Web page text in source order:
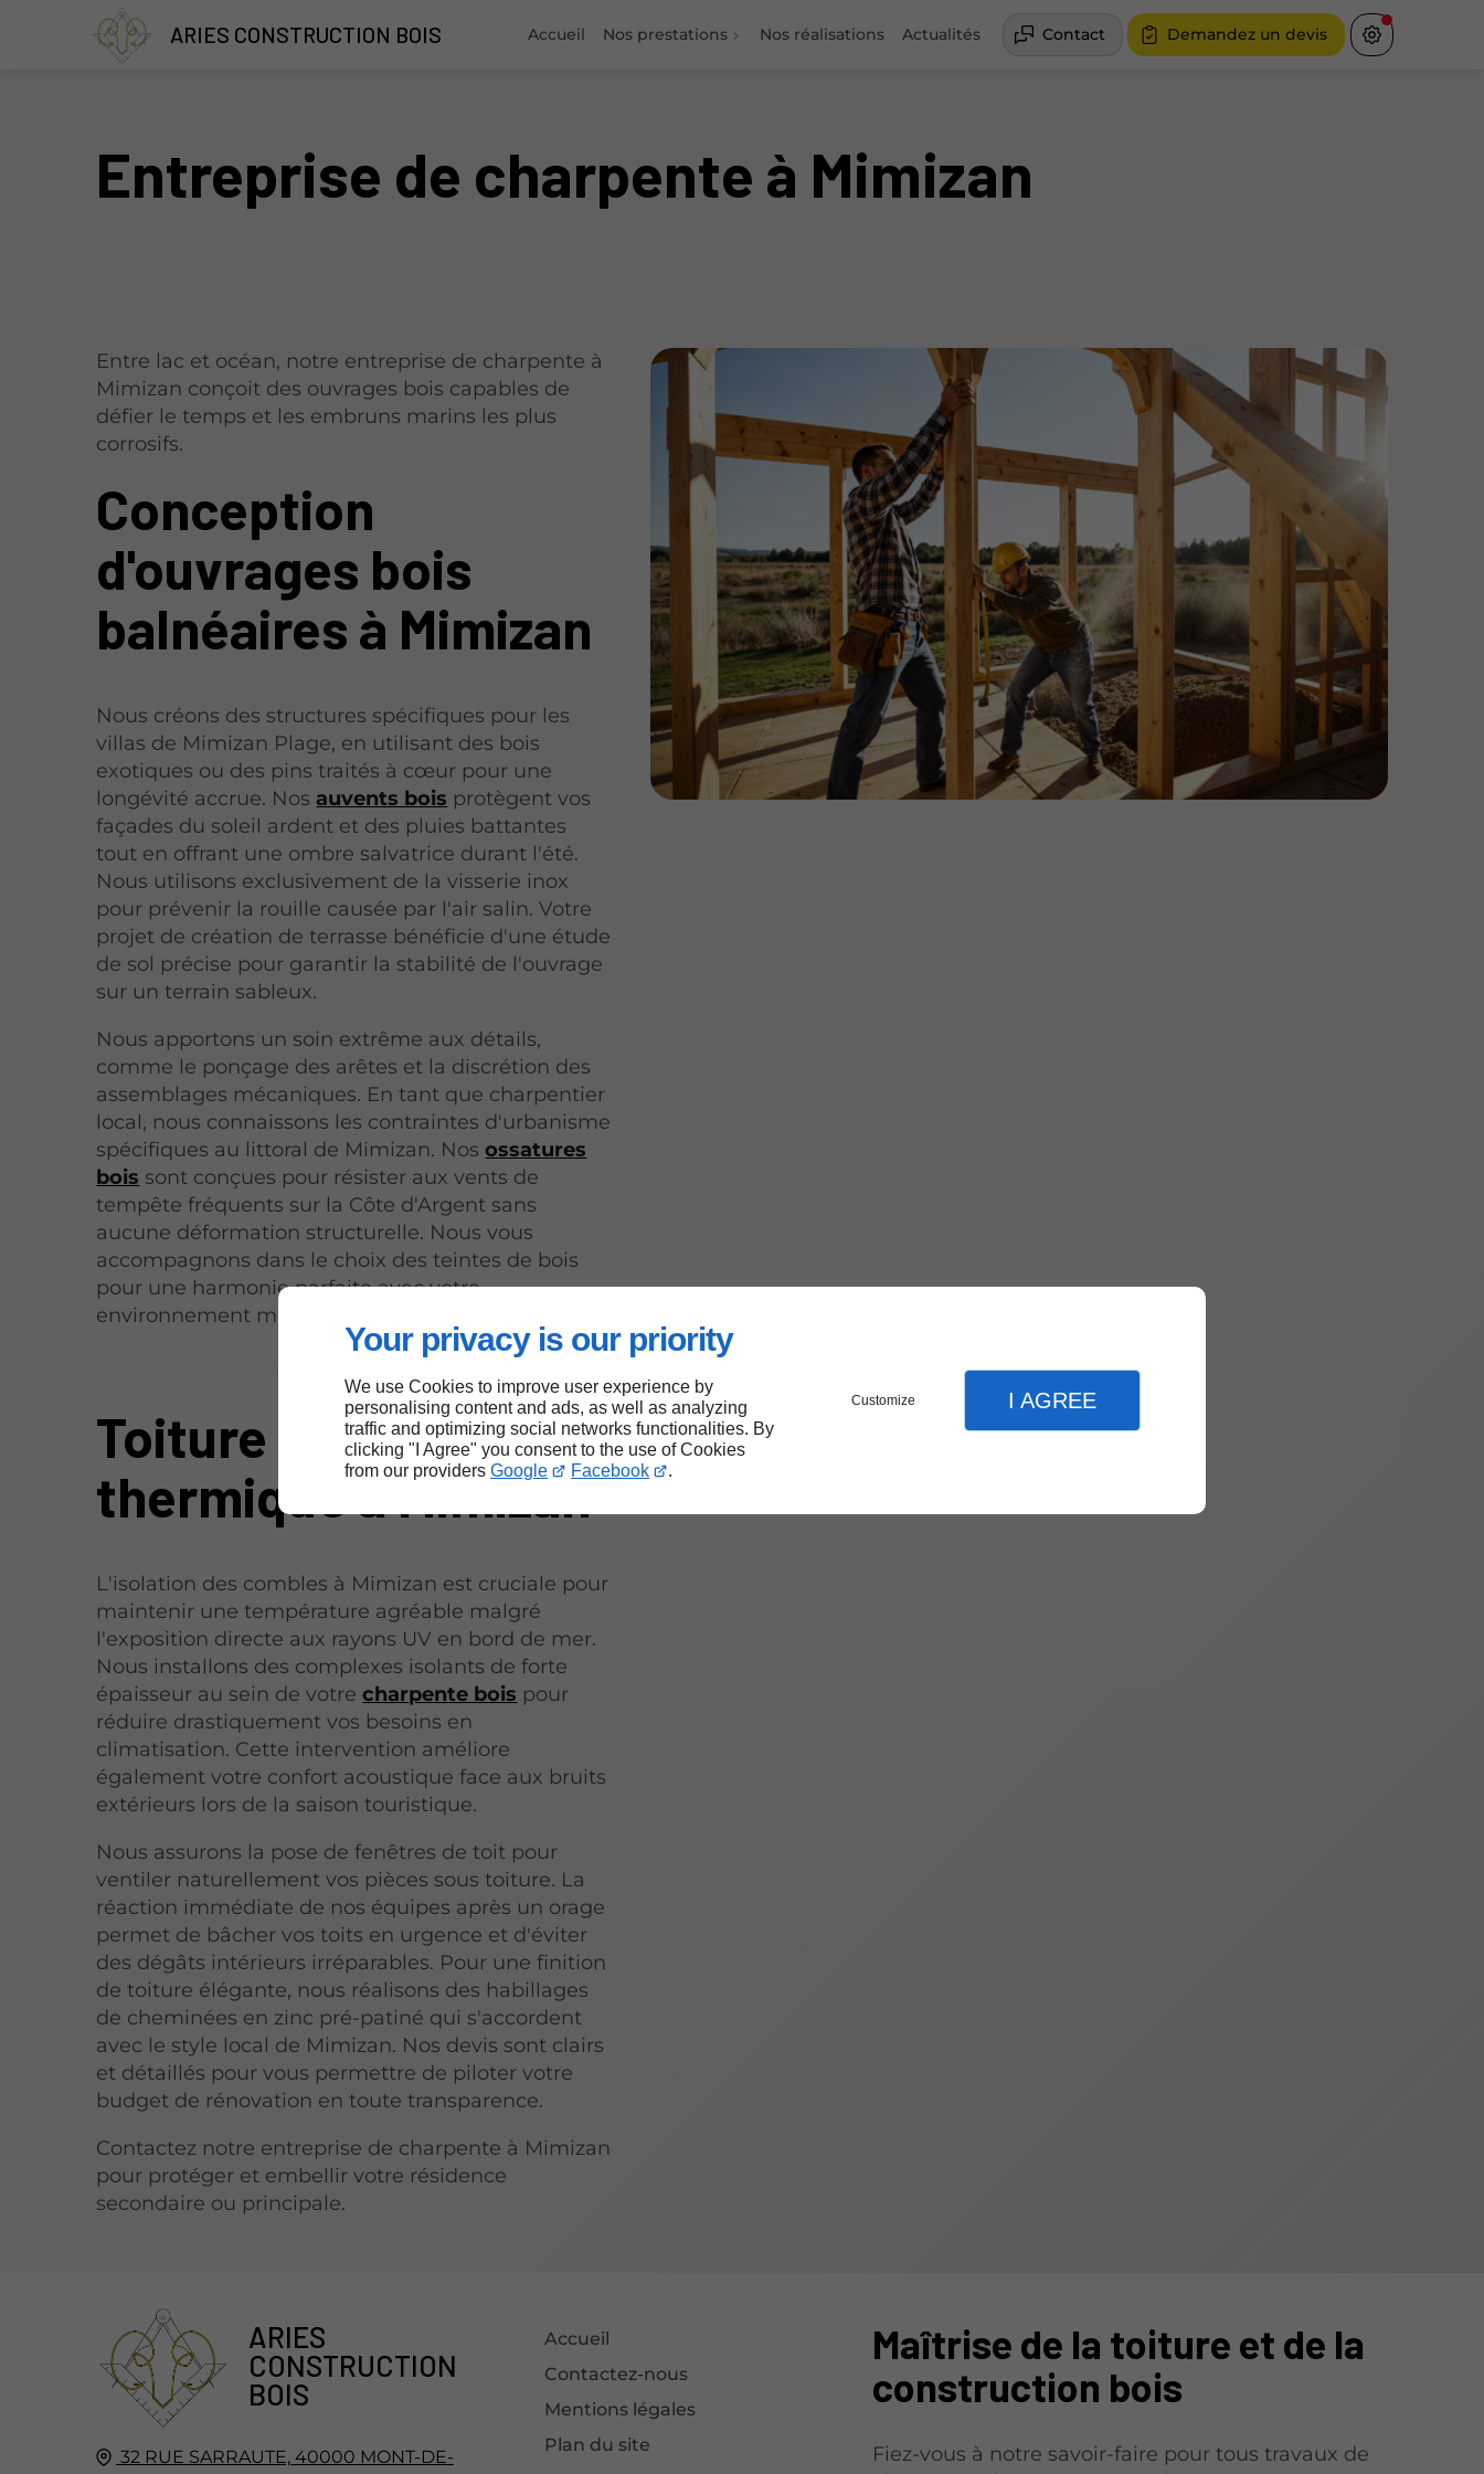
Your privacy is our priority
We use Cookies to improve user experience by
personalising content and ads, as well as analyzing
traffic and optimizing social networks functionalities. By
clicking "I Agree" you consent to the use of Cookies
from our providers Google Facebook .
Customize I AGREE
ARIES CONSTRUCTION BOIS Accueil Nos prestations Nos réalisations Actualités Contact Demandez un devis
Entreprise de charpente à Mimizan
Entre lac et océan, notre entreprise de charpente à
Mimizan conçoit des ouvrages bois capables de
défier le temps et les embruns marins les plus
corrosifs.
Conception
d'ouvrages bois
balnéaires à Mimizan
Nous créons des structures spécifiques pour les
villas de Mimizan Plage, en utilisant des bois
exotiques ou des pins traités à cœur pour une
longévité accrue. Nosauvents bois protègent vos
façades du soleil ardent et des pluies battantes
tout en offrant une ombre salvatrice durant l'été.
Nous utilisons exclusivement de la visserie inox
pour prévenir la rouille causée par l'air salin. Votre
projet de création de terrasse bénéficie d'une étude
de sol précise pour garantir la stabilité de l'ouvrage
sur un terrain sableux.
Nous apportons un soin extrême aux détails,
comme le ponçage des arêtes et la discrétion des
assemblages mécaniques. En tant que charpentier
local, nous connaissons les contraintes d'urbanisme
spécifiques au littoral de Mimizan. Nosossatures
bois sont conçues pour résister aux vents de
tempête fréquents sur la Côte d'Argent sans
aucune déformation structurelle. Nous vous
accompagnons dans le choix des teintes de bois
pour une harmonie parfaite avec votre
environnement maritime.
Toiture et isolation
thermique à Mimizan
L'isolation des combles à Mimizan est cruciale pour
maintenir une température agréable malgré
l'exposition directe aux rayons UV en bord de mer.
Nous installons des complexes isolants de forte
épaisseur au sein de votrecharpente bois pour
réduire drastiquement vos besoins en
climatisation. Cette intervention améliore
également votre confort acoustique face aux bruits
extérieurs lors de la saison touristique.
Nous assurons la pose de fenêtres de toit pour
ventiler naturellement vos pièces sous toiture. La
réaction immédiate de nos équipes après un orage
permet de bâcher vos toits en urgence et d'éviter
des dégâts intérieurs irréparables. Pour une finition
de toiture élégante, nous réalisons des habillages
de cheminées en zinc pré-patiné qui s'accordent
avec le style local de Mimizan. Nos devis sont clairs
et détaillés pour vous permettre de piloter votre
budget de rénovation en toute transparence.
Contactez notre entreprise de charpente à Mimizan
pour protéger et embellir votre résidence
secondaire ou principale.
ARIES
CONSTRUCTION
BOIS
32 RUE SARRAUTE, 40000 MONT-DE-
Accueil
Contactez-nous
Mentions légales
Plan du site
Maîtrise de la toiture et de la
construction bois
Fiez-vous à notre savoir-faire pour tous travaux de